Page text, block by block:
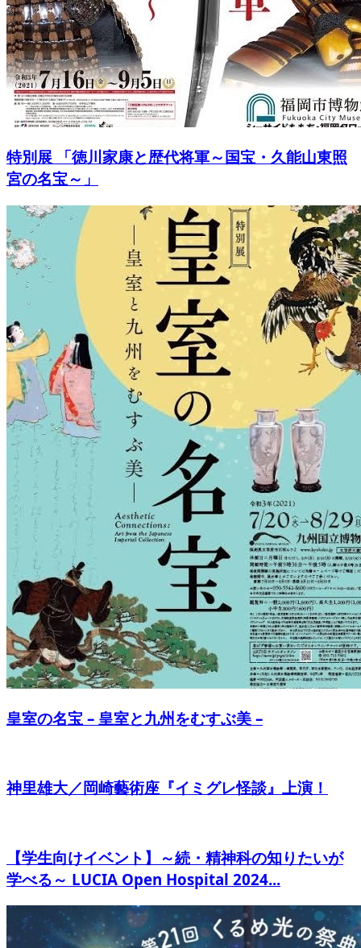
特別展 「徳川家康と歴代将軍～国宝・久能山東照
宮の名宝～」
皇室の名宝 – 皇室と九州をむすぶ美 –
神里雄大／岡崎藝術座『イミグレ怪談』上演！
【学生向けイベント】～続・精神科の知りたいが
学べる～ LUCIA Open Hospital 2024...